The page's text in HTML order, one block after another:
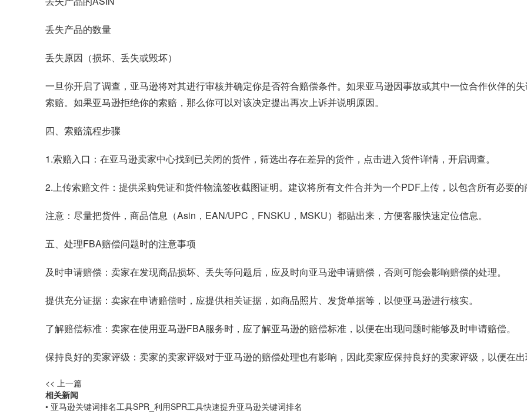
丢失产品的数量
丢失原因（损坏、丢失或毁坏）
一旦你开启了调查，亚马逊将对其进行审核并确定你是否符合赔偿条件。如果亚马逊因事故或其中一位合作伙伴的
索赔。如果亚马逊拒绝你的索赔，那么你可以对该决定提出再次上诉并说明原因。
四、索赔流程步骤
1.索赔入口：在亚马逊卖家中心找到已关闭的货件，筛选出存在差异的货件，点击进入货件详情，开启调查。
2.上传索赔文件：提供采购凭证和货件物流签收截图证明。建议将所有文件合并为一个PDF上传，以包含所有必要
注意：尽量把货件，商品信息（Asin，EAN/UPC，FNSKU，MSKU）都贴出来，方便客服快速定位信息。
五、处理FBA赔偿问题时的注意事项
及时申请赔偿：卖家在发现商品损坏、丢失等问题后，应及时向亚马逊申请赔偿，否则可能会影响赔偿的处理。
提供充分证据：卖家在申请赔偿时，应提供相关证据，如商品照片、发货单据等，以便亚马逊进行核实。
了解赔偿标准：卖家在使用亚马逊FBA服务时，应了解亚马逊的赔偿标准，以便在出现问题时能够及时申请赔偿。
保持良好的卖家评级：卖家的卖家评级对于亚马逊的赔偿处理也有影响，因此卖家应保持良好的卖家评级，以便在
<< 上一篇
相关新闻
• 亚马逊关键词排名工具SPR_利用SPR工具快速提升亚马逊关键词排名